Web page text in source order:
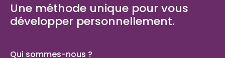
Une méthode unique pour vous
développer personnellement.
Qui sommes-nous ?
Bilans de